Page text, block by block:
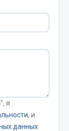
я
, и
данных